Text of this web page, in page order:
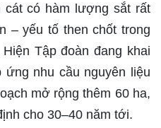
cát có hàm lượng sắt rất
– yếu tố then chốt trong
Tập đoàn đang khai
nhu cầu nguyên liệu
mở rộng thêm 60 ha,
cho 30–40 năm tới.